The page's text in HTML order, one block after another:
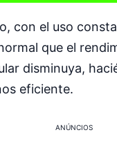
con el uso
que el
disminuya,
eficiente.
ANÚNCIOS